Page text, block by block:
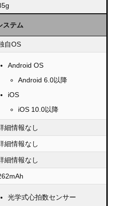
ステム
自OS
Android OS
Android 6.0以降
iOS
iOS 10.0以降
細情報なし
細情報なし
細情報なし
光学式心拍数センサー